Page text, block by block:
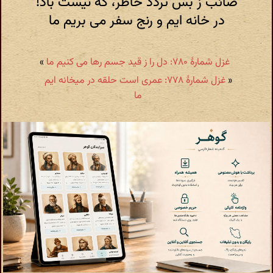
در خانه ایم و رنج سفر می بریم ما
غزل شمارهٔ ۷۸۰: دل را ز قید جسم رها می کنیم ما
»
«
غزل شمارهٔ ۷۷۸: عمری است حلقه در میخانه ایم
ما